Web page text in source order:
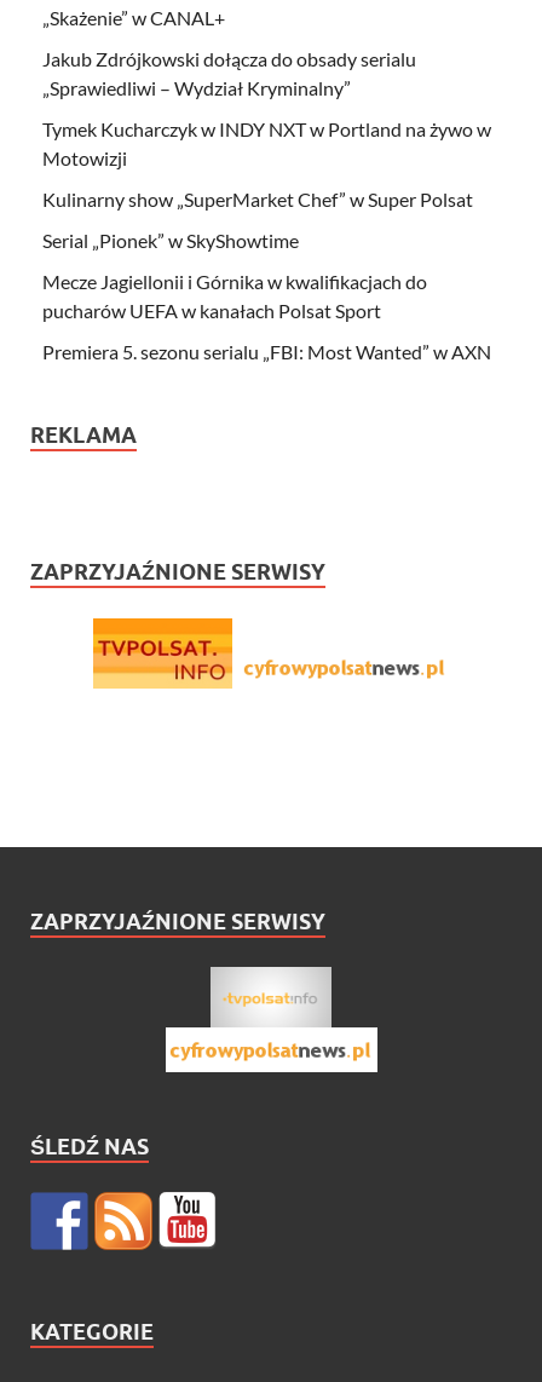
„Skażenie” w CANAL+
Jakub Zdrójkowski dołącza do obsady serialu
„Sprawiedliwi – Wydział Kryminalny”
Tymek Kucharczyk w INDY NXT w Portland na żywo w
Motowizji
Kulinarny show „SuperMarket Chef” w Super Polsat
Serial „Pionek” w SkyShowtime
Mecze Jagiellonii i Górnika w kwalifikacjach do
pucharów UEFA w kanałach Polsat Sport
Premiera 5. sezonu serialu „FBI: Most Wanted” w AXN
REKLAMA
ZAPRZYJAŹNIONE SERWISY
ZAPRZYJAŹNIONE SERWISY
ŚLEDŹ NAS
KATEGORIE